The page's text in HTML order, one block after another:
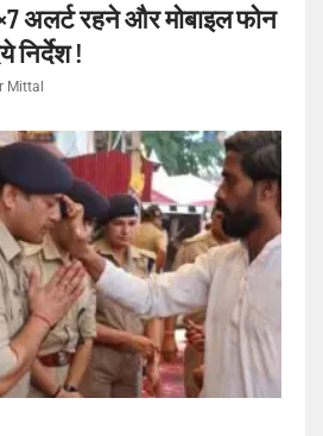
अलर्ट रहने और मोबाइल फोन
!
Mittal